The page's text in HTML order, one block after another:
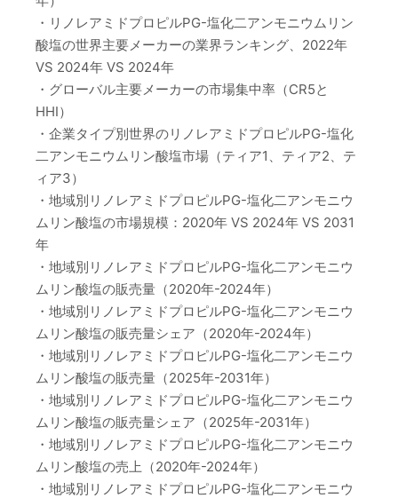
・リノレアミドプロピルPG-塩化二アンモニウムリン
酸塩の世界主要メーカーの業界ランキング、2022年
VS 2024年 VS 2024年
・グローバル主要メーカーの市場集中率（CR5と
HHI）
・企業タイプ別世界のリノレアミドプロピルPG-塩化
二アンモニウムリン酸塩市場（ティア1、ティア2、テ
ィア3）
・地域別リノレアミドプロピルPG-塩化二アンモニウ
ムリン酸塩の市場規模：2020年 VS 2024年 VS 2031
年
・地域別リノレアミドプロピルPG-塩化二アンモニウ
ムリン酸塩の販売量（2020年-2024年）
・地域別リノレアミドプロピルPG-塩化二アンモニウ
ムリン酸塩の販売量シェア（2020年-2024年）
・地域別リノレアミドプロピルPG-塩化二アンモニウ
ムリン酸塩の販売量（2025年-2031年）
・地域別リノレアミドプロピルPG-塩化二アンモニウ
ムリン酸塩の販売量シェア（2025年-2031年）
・地域別リノレアミドプロピルPG-塩化二アンモニウ
ムリン酸塩の売上（2020年-2024年）
・地域別リノレアミドプロピルPG-塩化二アンモニウ